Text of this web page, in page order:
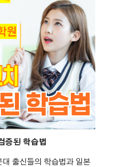
증된 학습법
대 출신들의 학습법과 일본